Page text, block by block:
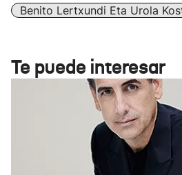
Benito Lertxundi Eta Urola
Te puede interesar